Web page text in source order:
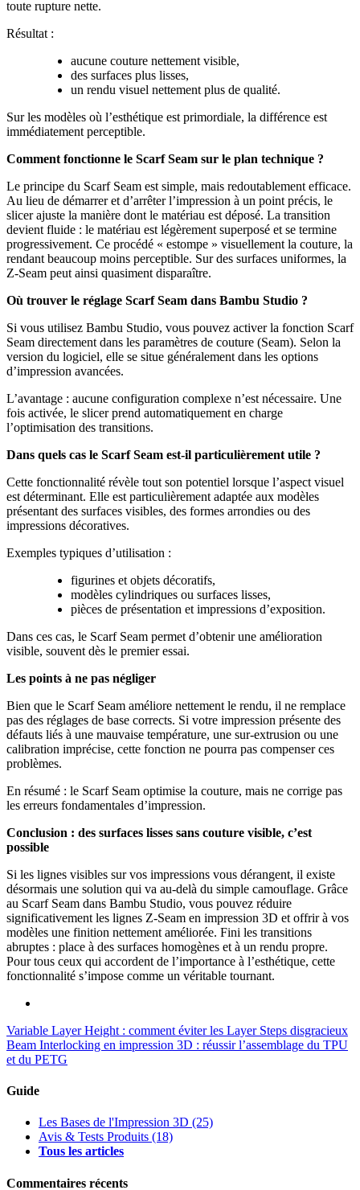
toute rupture nette.
Résultat :
aucune couture nettement visible,
des surfaces plus lisses,
un rendu visuel nettement plus de qualité.
Sur les modèles où l’esthétique est primordiale, la différence est
immédiatement perceptible.
Comment fonctionne le Scarf Seam sur le plan technique ?
Le principe du Scarf Seam est simple, mais redoutablement efficace.
Au lieu de démarrer et d’arrêter l’impression à un point précis, le
slicer ajuste la manière dont le matériau est déposé. La transition
devient fluide : le matériau est légèrement superposé et se termine
progressivement. Ce procédé « estompe » visuellement la couture, la
rendant beaucoup moins perceptible. Sur des surfaces uniformes, la
Z-Seam peut ainsi quasiment disparaître.
Où trouver le réglage Scarf Seam dans Bambu Studio ?
Si vous utilisez Bambu Studio, vous pouvez activer la fonction Scarf
Seam directement dans les paramètres de couture (Seam). Selon la
version du logiciel, elle se situe généralement dans les options
d’impression avancées.
L’avantage : aucune configuration complexe n’est nécessaire. Une
fois activée, le slicer prend automatiquement en charge
l’optimisation des transitions.
Dans quels cas le Scarf Seam est-il particulièrement utile ?
Cette fonctionnalité révèle tout son potentiel lorsque l’aspect visuel
est déterminant. Elle est particulièrement adaptée aux modèles
présentant des surfaces visibles, des formes arrondies ou des
impressions décoratives.
Exemples typiques d’utilisation :
figurines et objets décoratifs,
modèles cylindriques ou surfaces lisses,
pièces de présentation et impressions d’exposition.
Dans ces cas, le Scarf Seam permet d’obtenir une amélioration
visible, souvent dès le premier essai.
Les points à ne pas négliger
Bien que le Scarf Seam améliore nettement le rendu, il ne remplace
pas des réglages de base corrects. Si votre impression présente des
défauts liés à une mauvaise température, une sur-extrusion ou une
calibration imprécise, cette fonction ne pourra pas compenser ces
problèmes.
En résumé : le Scarf Seam optimise la couture, mais ne corrige pas
les erreurs fondamentales d’impression.
Conclusion : des surfaces lisses sans couture visible, c’est
possible
Si les lignes visibles sur vos impressions vous dérangent, il existe
désormais une solution qui va au-delà du simple camouflage. Grâce
au Scarf Seam dans Bambu Studio, vous pouvez réduire
significativement les lignes Z-Seam en impression 3D et offrir à vos
modèles une finition nettement améliorée. Fini les transitions
abruptes : place à des surfaces homogènes et à un rendu propre.
Pour tous ceux qui accordent de l’importance à l’esthétique, cette
fonctionnalité s’impose comme un véritable tournant.
Variable Layer Height : comment éviter les Layer Steps disgracieux
Beam Interlocking en impression 3D : réussir l’assemblage du TPU
et du PETG
Guide
Les Bases de l'Impression 3D (25)
Avis & Tests Produits (18)
Tous les articles
Commentaires récents